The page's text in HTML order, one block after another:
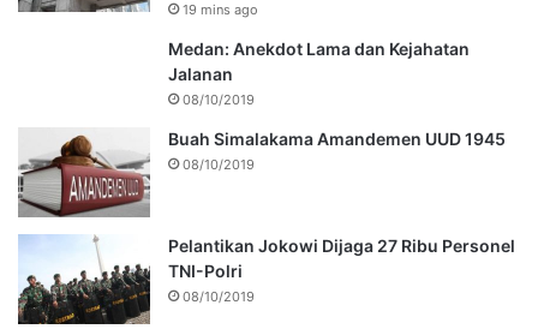
19 mins ago
Medan: Anekdot Lama dan Kejahatan
Jalanan
08/10/2019
Buah Simalakama Amandemen UUD 1945
08/10/2019
Pelantikan Jokowi Dijaga 27 Ribu Personel
TNI-Polri
08/10/2019